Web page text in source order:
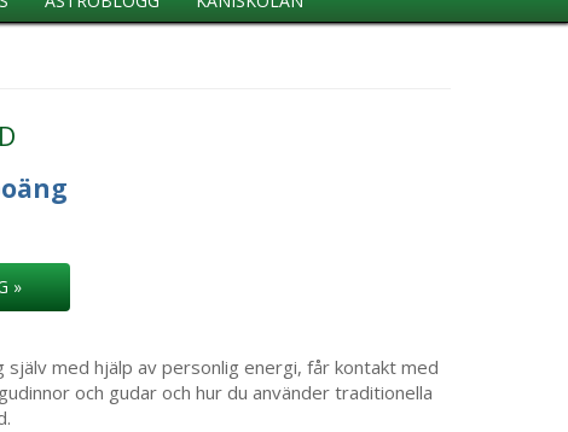
»
själv med hjälp av personlig energi, får kontakt med
och gudar och hur du använder traditionella